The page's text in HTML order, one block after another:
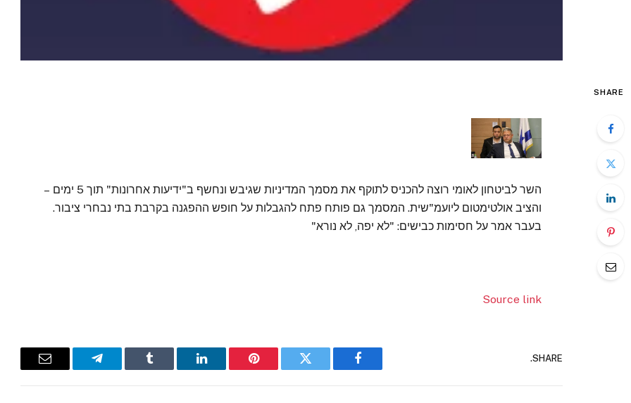
SHARE
השר לביטחון לאומי רוצה להכניס לתוקף את מסמך המדיניות שגיבש ונחשף ב"ידיעות אחרונות" תוך 5 ימים –
והציב אולטימטום ליועמ"שית. המסמך גם פותח פתח להגבלות על חופש ההפגנה בקרבת בתי נבחרי ציבור.
בעבר אמר על חסימות כבישים: "לא יפה, לא נורא"
Source link
SHARE.
Facebook
Twitter
Pinterest
LinkedIn
Tumblr
Telegram
Email